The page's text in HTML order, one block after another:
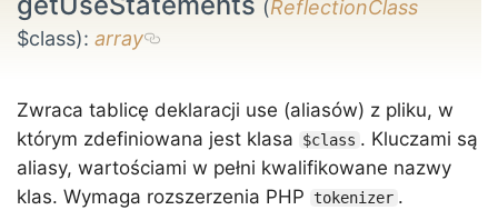
(ReflectionClass
$class): array
Zwraca tablicę deklaracji use (aliasów) z pliku, w
którym zdefiniowana jest klasa
$class . Kluczami są
aliasy, wartościami w pełni kwalifikowane nazwy
klas. Wymaga rozszerzenia PHP tokenizer .